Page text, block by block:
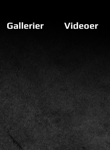
Gallerier Videoer